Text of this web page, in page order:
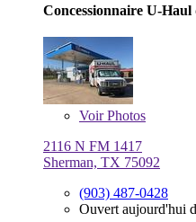
Concessionnaire U-Haul
VoirPhotos
2116 N FM 1417
Sherman, TX 75092
(903) 487-0428
Ouvert aujourd'hui